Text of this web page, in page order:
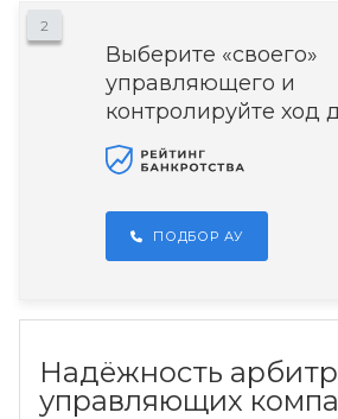
2
Выберите «своего»
управляющего и
контролируйте ход
ПОДБОР АУ
Надёжность
управляющих